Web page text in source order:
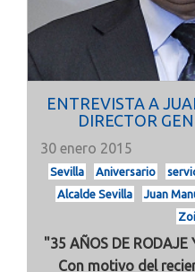
ENTREVISTA A
DIRECTOR
30 enero 2015
Sevilla Aniversario
Alcalde Sevilla
Juan
"35 AÑOS DE RODAJE
Con motivo del